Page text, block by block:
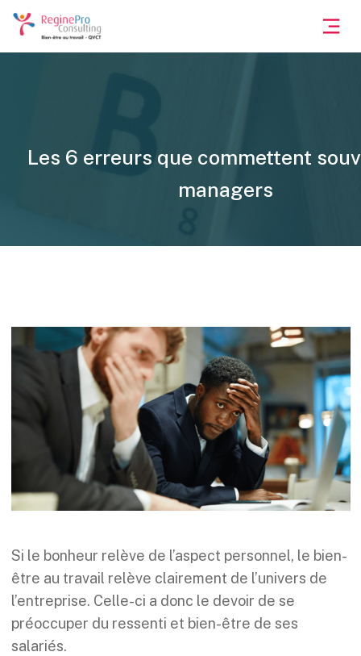
Les 6 erreurs que commettent
managers
Si le bonheur relève de l’aspect personnel, le bien-
être au travail relève clairement de l’univers de
l’entreprise. Celle-ci a donc le devoir de se
préoccuper du ressenti et bien-être de ses
salariés.